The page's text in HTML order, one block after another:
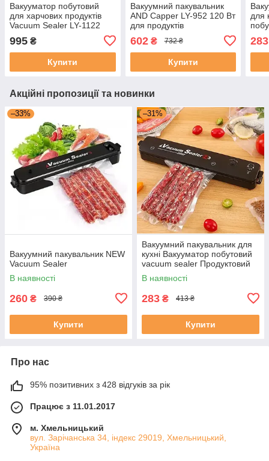
Вакууматор побутовий
для харчових продуктів
Vacuum Sealer LY-1122
110 W 60 кПа вакуумний
пакувальник
автоматичний
995 ₴
Купити
Вакуумний пакувальник
AND Capper LY-952 120 Вт
для продуктів
602₴ 732 ₴
Купити
для
283
Акційні пропозиції та новинки
–33%
Вакуумний пакувальник NEW
Vacuum Sealer
В наявності
260 ₴ 390 ₴
Купити
–31%
Вакуумний пакувальник для
кухні Вакууматор побутовий
vacuum sealer Продуктовий
вакуумний пакувальник для
дому
В наявності
283 ₴ 413 ₴
Купити
Про нас
95% позитивних з 428 відгуків за рік
Працює з 11.01.2017
м. Хмельницький
вул. Зарічанська 34, індекс 29019, Хмельницький,
Україна